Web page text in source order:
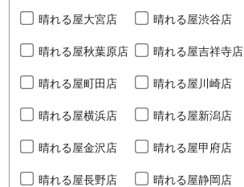
晴れる屋大宮店 晴れる屋渋谷店
晴れる屋秋葉原店 晴れる屋吉祥寺店
晴れる屋町田店 晴れる屋川崎店
晴れる屋横浜店 晴れる屋新潟店
晴れる屋金沢店 晴れる屋甲府店
晴れる屋長野店 晴れる屋静岡店